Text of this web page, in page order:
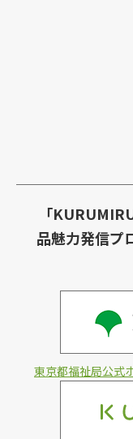
「
品魅力発信プ
東京都福祉局公式